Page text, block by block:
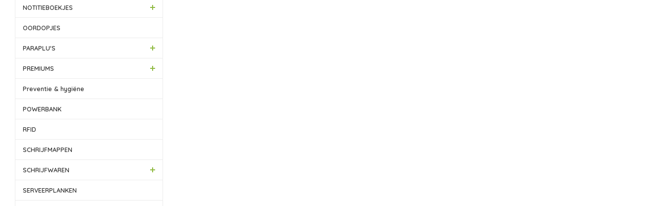
NOTITIEBOEKJES
OORDOPJES
PARAPLU'S
PREMIUMS
Preventie & hygiëne
POWERBANK
RFID
SCHRIJFMAPPEN
SCHRIJFWAREN
SERVEERPLANKEN